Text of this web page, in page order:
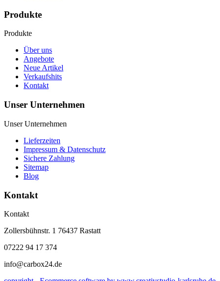
Produkte
Produkte
Über uns
Angebote
Neue Artikel
Verkaufshits
Kontakt
Unser Unternehmen
Unser Unternehmen
Lieferzeiten
Impressum & Datenschutz
Sichere Zahlung
Sitemap
Blog
Kontakt
Kontakt
Zollersbühnstr. 1 76437 Rastatt
07222 94 17 374
info@carbox24.de